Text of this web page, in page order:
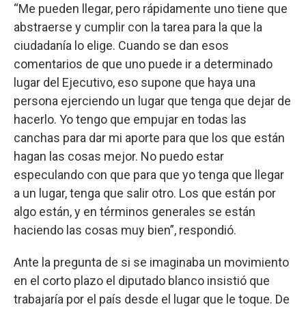
“Me pueden llegar, pero rápidamente uno tiene que
abstraerse y cumplir con la tarea para la que la
ciudadanía lo elige. Cuando se dan esos
comentarios de que uno puede ir a determinado
lugar del Ejecutivo, eso supone que haya una
persona ejerciendo un lugar que tenga que dejar de
hacerlo. Yo tengo que empujar en todas las
canchas para dar mi aporte para que los que están
hagan las cosas mejor. No puedo estar
especulando con que para que yo tenga que llegar
a un lugar, tenga que salir otro. Los que están por
algo están, y en términos generales se están
haciendo las cosas muy bien”, respondió.
Ante la pregunta de si se imaginaba un movimiento
en el corto plazo el diputado blanco insistió que
trabajaría por el país desde el lugar que le toque. De